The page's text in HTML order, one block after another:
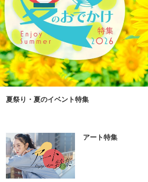
夏祭り・夏のイベント特集
アート特集